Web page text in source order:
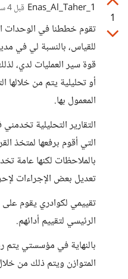
1
Enas_Al_Taher_1 قبل 4 سنوات
تقوم خططنا في الوحدات
للقياس، بالنسبة لي في
قوة سير العمليات لدي،
أو تحليلية يتم من خلالها
المعمول بها.
التقارير التحليلية
التي أقوم برفعها لمتخذ
بالملاحظات لكنها عامة
تعديل بعض الإجراءات
تقييمي لكوادري يقوم على
الرئيسي لتقييم أدائهم.
بالنهاية في مؤسستي يتم
المتوازن ويتم ذلك من